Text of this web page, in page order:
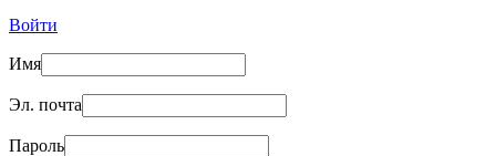
Войти
Имя
Эл. почта
Пароль